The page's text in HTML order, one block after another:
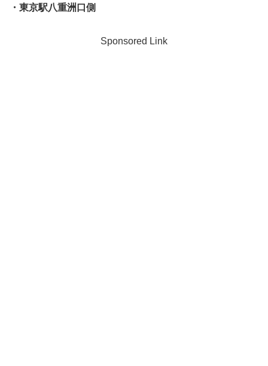
・東京駅八重洲口側
Sponsored Link